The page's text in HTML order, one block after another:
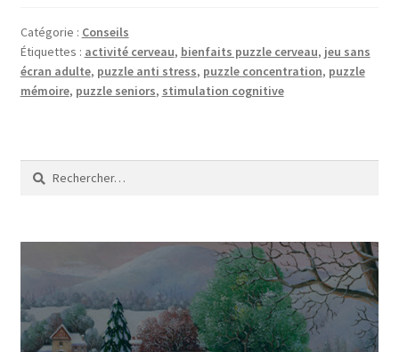
Catégorie : Conseils
Étiquettes : activité cerveau, bienfaits puzzle cerveau, jeu sans
écran adulte, puzzle anti stress, puzzle concentration, puzzle
mémoire, puzzle seniors, stimulation cognitive
Rechercher :